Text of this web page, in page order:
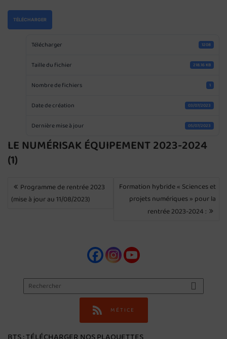
TÉLÉCHARGER
Télécharger 1208
Taille du fichier 218.16 KB
Nombre de fichiers 1
Date de création 03/07/2023
Dernière mise à jour 05/07/2023
LE NUMÉRISAK ÉQUIPEMENT 2023-2024
(1)
NAVIGATION
DE
L’ARTICLE
Programme de rentrée 2023
(mise à jour au 11/08/2023)
Formation hybride « Sciences et
projets numériques » pour la
rentrée 2023-2024 :
MÉTICE